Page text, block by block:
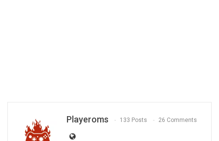
Playeroms 133 Posts 26 Comments